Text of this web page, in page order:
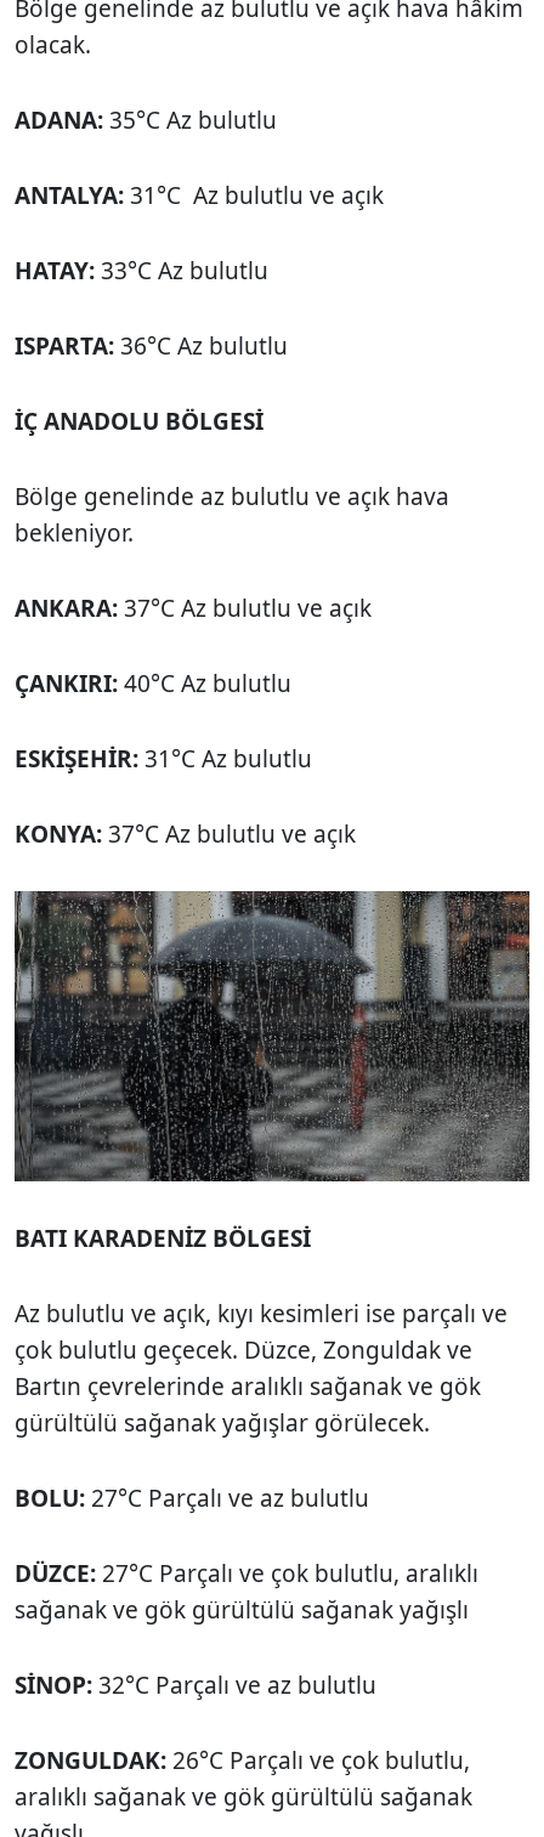
Bölge genelinde az bulutlu ve açık hava hâkim
olacak.
ADANA:35°C Az bulutlu
ANTALYA:31°C Az bulutlu ve açık
HATAY:33°C Az bulutlu
ISPARTA:36°C Az bulutlu
İÇ ANADOLU BÖLGESİ
Bölge genelinde az bulutlu ve açık hava
bekleniyor.
ANKARA:37°C Az bulutlu ve açık
ÇANKIRI:40°C Az bulutlu
ESKİŞEHİR:31°C Az bulutlu
KONYA:37°C Az bulutlu ve açık
BATI KARADENİZ BÖLGESİ
Az bulutlu ve açık, kıyı kesimleri ise parçalı ve
çok bulutlu geçecek. Düzce, Zonguldak ve
Bartın çevrelerinde aralıklı sağanak ve gök
gürültülü sağanak yağışlar görülecek.
BOLU: 27°C Parçalı ve az bulutlu
DÜZCE: 27°C Parçalı ve çok bulutlu, aralıklı
sağanak ve gök gürültülü sağanak yağışlı
SİNOP:32°C Parçalı ve az bulutlu
ZONGULDAK: 26°C Parçalı ve çok bulutlu,
aralıklı sağanak ve gök gürültülü sağanak